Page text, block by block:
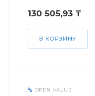
130 505,93 ₸
В КОРЗИНУ
OPEN VALUE